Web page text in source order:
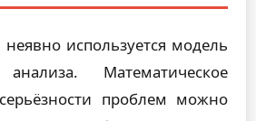
используется модель
анализа. Математическое
проблем можно